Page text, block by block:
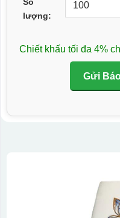
lượng:
Chiết khấu tối đa 4%
Gửi